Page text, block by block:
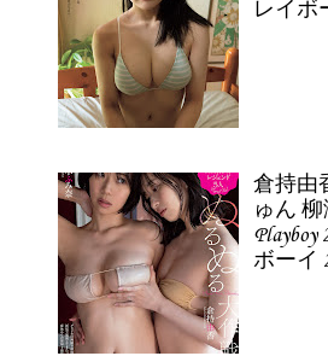
レイボ
倉持由
ゅん 柳
Playboy
ボーイ